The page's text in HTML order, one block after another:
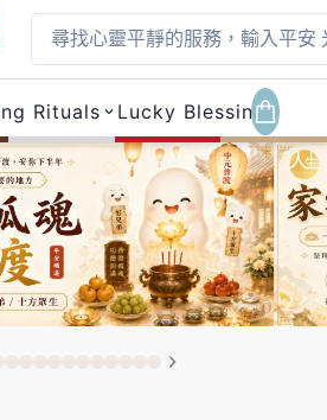
Rituals Lucky Blessings
地圖 — 線上宗